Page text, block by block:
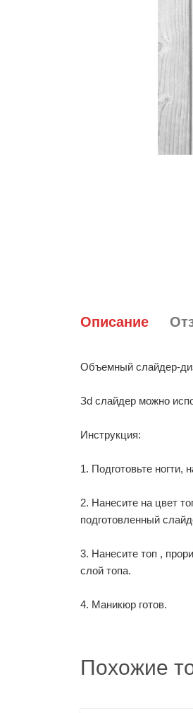
Гель лаки Elpaza
Гель лаки Grattol
Гель лаки InGarden
Гель лаки Nail Republic
Гель лаки Pinky
Гель лаки TNL
Гель лаки Кошачий
Описание
Объемный слайдер-
Зd слайдер можно
Инструкция:
1. Подготовьте ногти,
2. Нанесите на цвет
подготовленный
3. Нанесите топ ,
слой топа.
4. Маникюр готов.
Похожие